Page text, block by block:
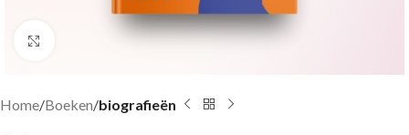
Groter bekijken
Home Boeken biografieën